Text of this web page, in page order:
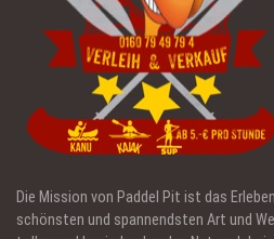
Die Mission von Paddel Pit ist das
schönsten und spannendsten Art und